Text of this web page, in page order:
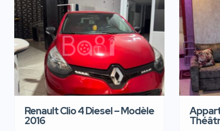
Renault Clio 4 Diesel – Modèle
2016